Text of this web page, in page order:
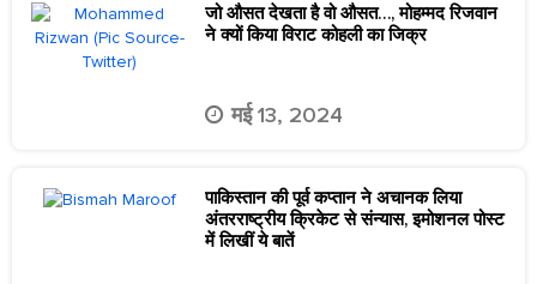
जो औसत देखता है वो औसत…, मोहम्मद रिजवान
ने क्यों किया विराट कोहली का जिक्र
मई 13, 2024
पाकिस्तान की पूर्व कप्तान ने अचानक लिया
अंतरराष्ट्रीय क्रिकेट से संन्यास, इमोशनल पोस्ट
में लिखीं ये बातें